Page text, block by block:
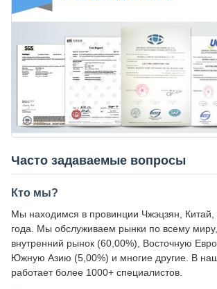
Часто задаваемые вопросы
Кто мы?
Мы находимся в провинции Чжэцзян, Китай,
года. Мы обслуживаем рынки по всему
внутренний рынок (60,00%), Восточную
Южную Азию (5,00%) и многие другие. В
работает более 1000+ специалистов.